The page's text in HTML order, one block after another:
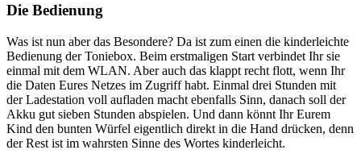
Die Bedienung
Was ist nun aber das Besondere? Da ist zum einen die kinderleichte
Bedienung der Toniebox. Beim erstmaligen Start verbindet Ihr sie
einmal mit dem WLAN. Aber auch das klappt recht flott, wenn Ihr
die Daten Eures Netzes im Zugriff habt. Einmal drei Stunden mit
der Ladestation voll aufladen macht ebenfalls Sinn, danach soll der
Akku gut sieben Stunden abspielen. Und dann könnt Ihr Eurem
Kind den bunten Würfel eigentlich direkt in die Hand drücken, denn
der Rest ist im wahrsten Sinne des Wortes kinderleicht.